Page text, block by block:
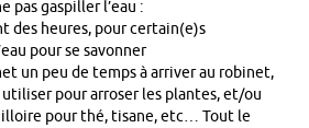
pas gaspiller l’eau :
des heures, pour certain(e)s
pour se savonner
un peu de temps à arriver au robinet,
utiliser pour arroser les plantes, et/ou
pour thé, tisane, etc… Tout le